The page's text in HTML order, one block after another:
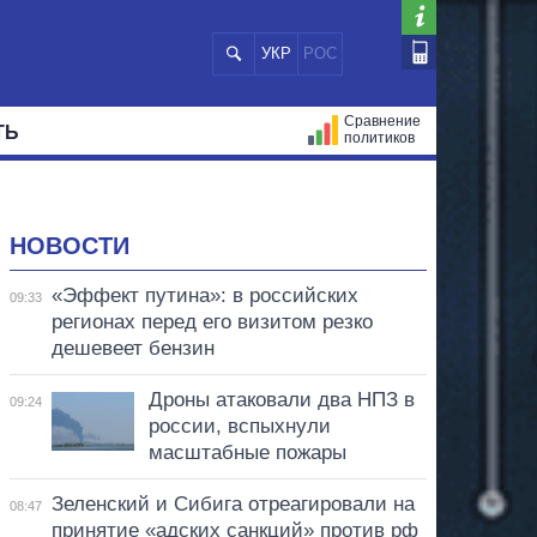
УКР РОС
Сравнение
политиков
НОВОСТИ
09:33
«Эффект путина»: в российских
регионах перед его визитом резко
дешевеет бензин
09:24
Дроны атаковали два НПЗ в
россии, вспыхнули
масштабные пожары
08:47
Зеленский и Сибига отреагировали на
принятие «адских санкций» против рф